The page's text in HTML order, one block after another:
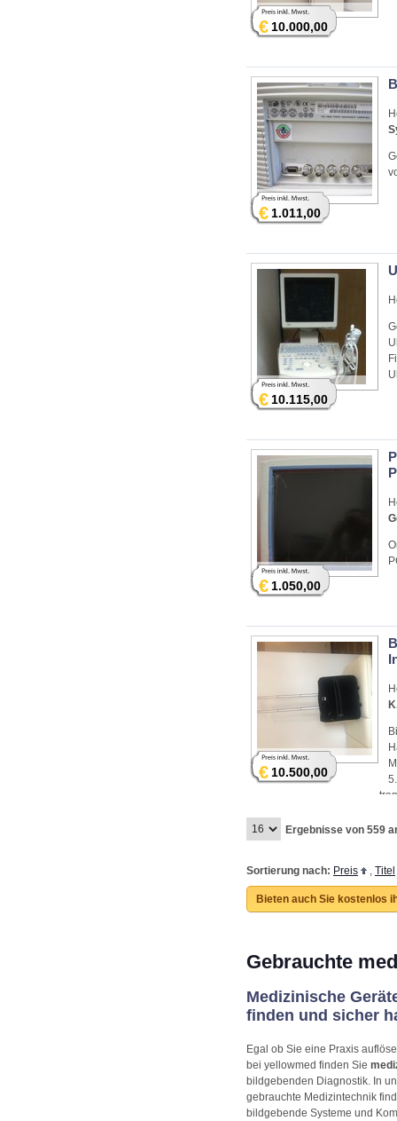
€10.000,00
€1.011,00
€10.115,00
€1.050,00
€10.500,00
Ergebnisse von 559
Sortierung nach: Preis , Titel
Bieten auch Sie kostenlos
Gebrauchte
Medizinische
finden und sicher
Egal ob Sie eine Praxis
bei yellowmed finden Sie
bildgebenden Diagnostik. In
gebrauchte Medizintechnik
bildgebende Systeme und